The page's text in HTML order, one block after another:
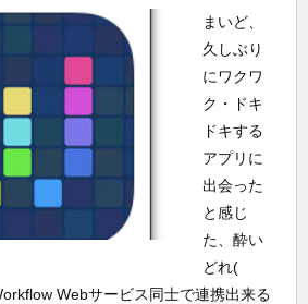
まいど、
久しぶり
にワクワ
ク・ドキ
ドキする
アプリに
出会った
と感じ
た、酔い
どれ(
Webサービス同士で連携出来る